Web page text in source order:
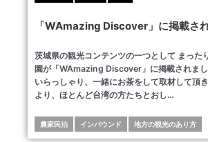
「WAmazing Discover」に掲載さ
茨城県の観光コンテンツの一つとして まった
園が「WAmazing Discover」に掲載されま
いらっしゃり、一緒にお茶をして取材して頂
より、ほとんど台湾の方たちとおし…
農家民泊 インバウンド 地方の観光のあり方